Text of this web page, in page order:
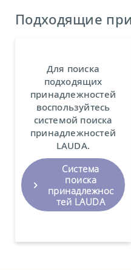
Подходящие
Для поиска
подходящих
принадлежностей
воспользуйтесь
системой поиска
принадлежностей
LAUDA.
Система
поиска
принадлежнос
тей LAUDA